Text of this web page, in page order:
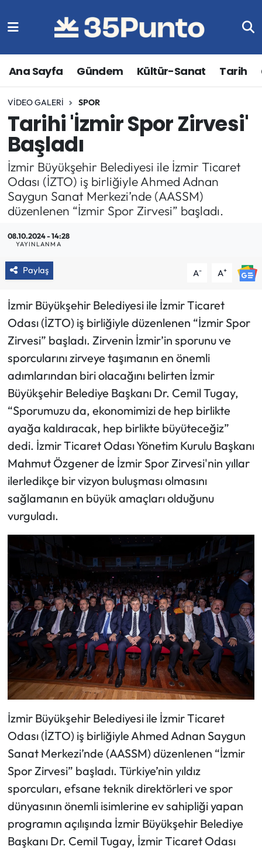
Ana Sayfa Gündem Kültür-Sanat Tarih
VIDEO GALERI SPOR
Tarihi 'İzmir Spor Zirvesi'
Başladı
İzmir Büyükşehir Belediyesi ile İzmir Ticaret
Odası (İZTO) iş birliğiyle Ahmed Adnan
Saygun Sanat Merkezi’nde (AASSM)
düzenlenen “İzmir Spor Zirvesi” başladı.
08.10.2024 - 14:28
YAYINLANMA
Paylaş A- A+
İzmir Büyükşehir Belediyesi ile İzmir Ticaret
Odası (İZTO) iş birliğiyle düzenlenen “İzmir Spor
Zirvesi” başladı. Zirvenin İzmir’in sporunu ve
sporcularını zirveye taşımanın en önemli
adımlarından biri olacağını belirten İzmir
Büyükşehir Belediye Başkanı Dr. Cemil Tugay,
“Sporumuzu da, ekonomimizi de hep birlikte
ayağa kaldıracak, hep birlikte büyüteceğiz”
dedi. İzmir Ticaret Odası Yönetim Kurulu Başkanı
Mahmut Özgener de İzmir Spor Zirvesi'nin yıllar
ilerledikçe bir vizyon buluşması olmasını
sağlamanın en büyük amaçları olduğunu
vurguladı.
İzmir Büyükşehir Belediyesi ile İzmir Ticaret
Odası (İZTO) iş birliğiyle Ahmed Adnan Saygun
Sanat Merkezi’nde (AASSM) düzenlenen “İzmir
Spor Zirvesi” başladı. Türkiye’nin yıldız
sporcuları, efsane teknik direktörleri ve spor
dünyasının önemli isimlerine ev sahipliği yapan
programın açılışında İzmir Büyükşehir Belediye
Başkanı Dr. Cemil Tugay, İzmir Ticaret Odası